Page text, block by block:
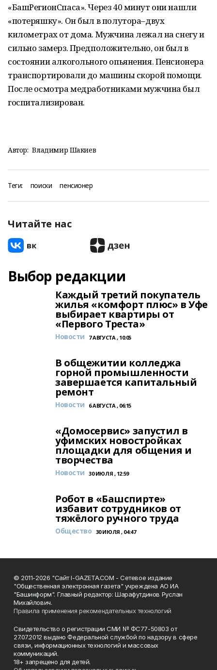
«БашРегионСпаса». Через 40 минут они нашли
«потеряшку». Он был в полутора–двух
километрах от дома. Мужчина лежал на снегу и
сильно замерз. Предположительно, он был в
состоянии алкогольного опьянения. Пенсионера
транспортировали до машины скорой помощи.
После осмотра медработниками мужчина был
госпитализирован.
Автор: Владимир Шакиев
Теги: поиски пенсионер
Читайте нас
Выбор редакции
Каждый третий покупатель
жилья «комфорт плюс» в Уфе
выбирает квартиры от
«Первого Треста»
Новости 7 АВГУСТА , 10:05
В общежитии колледжа
горной промышленности
завершается капитальный
ремонт
Новости 6 АВГУСТА , 06:15
«Домосервис» запустил в
уфимских новостройках
площадки для общения и
творчества
Новости 30 ИЮЛЯ , 12:59
Робот в «Башспирте»
избавит сотрудников от
тяжёлого ручного труда
Общество 30 ИЮЛЯ , 04:47
© 2011-2026 "Сайт I-GAZETA.COM - Сетевое издание
"Общественная электронная газета" учреждена АО ИА
"Башинформ". Главный редактор: Шарафутдинов Руслан
Михайлович.
Правила применения рекомендательных технологий
Свидетельство о регистрации СМИ № ФС77-50803 от
27.07.2012 выдано Федеральной службой по надзору в сфере
связи, информационных технологий и массовых
коммуникаций.
18+ запрещено для детей.